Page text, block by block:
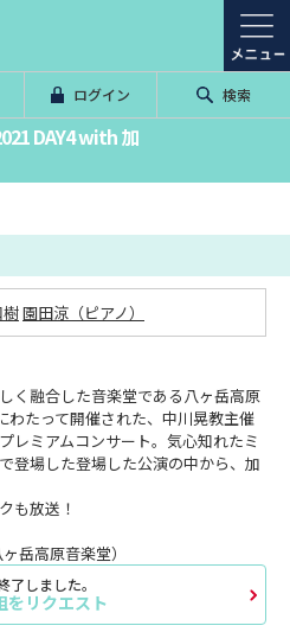
ログイン 検索
DAY4 with 加
園田涼（ピアノ）
く融合した音楽堂である八ヶ岳高原
わたって開催された、中川晃教主催
レミアムコンサート。気心知れたミ
登場した登場した公演の中から、加
も放送！
岳高原音楽堂）
了しました。
をリクエスト